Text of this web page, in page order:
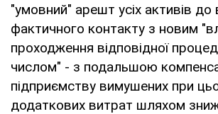
"умовний" арешт усіх активів
фактичного контакту з новим
проходження відповідної
числом" - з подальшою
підприємству вимушених при
додаткових витрат шляхом